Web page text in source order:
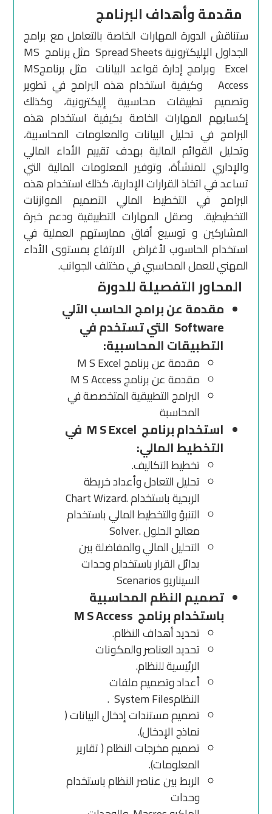
مقدمة وأهداف البرنامج
ستناقش الدورة المهارات الخاصة بالتعامل مع برامج
الجداول الإليكترونية Spread Sheets مثل برنامج MS
Excel وبرامج إدارة قواعد البيانات مثل برنامجMS
Access وكيفية استخدام هذه البرامج في تطوير
وتصميم تطبيقات محاسبية إليكترونية، وكذلك
إكسابهم المهارات الخاصة بكيفية استخدام هذه
البرامج في تحليل البيانات والمعلومات المحاسبية،
وتحليل القوائم المالية بهدف تقييم الأداء المالي
والإداري للمنشأة، وتوفير المعلومات المالية التي
تساعد في اتخاذ القرارات الإدارية، كذلك استخدام هذه
البرامج في التخطيط المالي التصميم الموازنات
التخطيطية. وصقل المهارات التطبيقية ودعم خبرة
المشاركين و توسيع أفاق ممارستهم العملية في
استخدام الحاسوب لأغراض الارتفاع بمستوى الأداء
المهني للعمل المحاسبي في مختلف الجوانب.
المحاور التفصيلة للدورة
مقدمة عن برامج الحاسب الآلي
Software التي تستخدم في
التطبيقات المحاسبية:
مقدمة عن برنامج M S Excel
مقدمة عن برنامج M S Access
البرامج التطبيقية المتخصصة في
المحاسبة
استخدام برنامج M S Excel في
التخطيط المالي:
تخطيط التكاليف.
تحليل التعادل وأعداد خريطة
الربحية باستخدام .Chart Wizard
التنبؤ والتخطيط المالي باستخدام
معالج الحلول .Solver
التحليل المالي والمفاضلة بين
بدائل القرار باستخدام وحدات
السيناريو Scenarios
تصميم النظم المحاسبية
باستخدام برنامج M S Access
تحديد أهداف النظام.
تحديد العناصر والمكونات
الرئيسية للنظام.
أعداد وتصميم ملفات
النظامSystem Files .
تصميم مستندات إدخال البيانات (
نماذج الإدخال).
تصميم مخرجات النظام ( تقارير
المعلومات).
الربط بين عناصر النظام باستخدام
وحدات